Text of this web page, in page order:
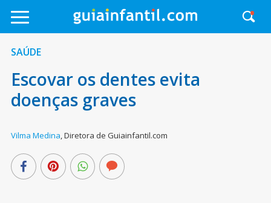
SAÚDE
Escovar os dentes evita
doenças graves
Vilma Medina,Diretora de Guiainfantil.com